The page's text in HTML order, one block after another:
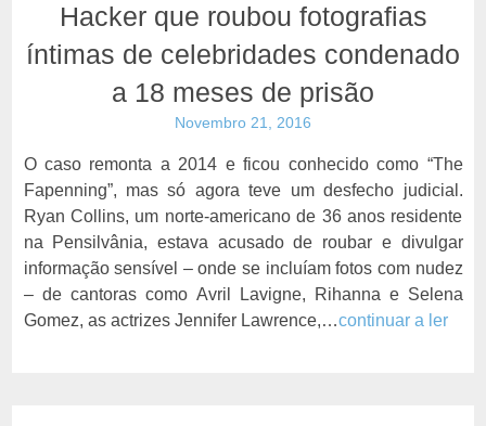
Hacker que roubou fotografias
íntimas de celebridades condenado
a 18 meses de prisão
Novembro 21, 2016
O caso remonta a 2014 e ficou conhecido como “The
Fapenning”, mas só agora teve um desfecho judicial.
Ryan Collins, um norte-americano de 36 anos residente
na Pensilvânia, estava acusado de roubar e divulgar
informação sensível – onde se incluíam fotos com nudez
– de cantoras como Avril Lavigne, Rihanna e Selena
Gomez, as actrizes Jennifer Lawrence,…continuar a ler